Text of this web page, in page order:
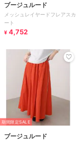
ブージュルード
メッシュレイヤードフレアスカ
ート
¥ 4,752
期間限定SALE
ブージュルード